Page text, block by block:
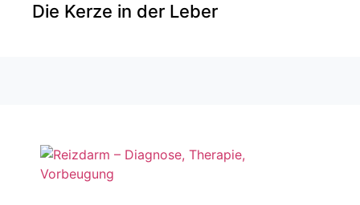
Die Kerze in der Leber